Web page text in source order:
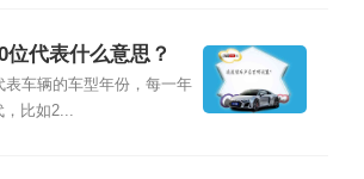
代表什么意思？
表车辆的车型年份，每一年
比如2...